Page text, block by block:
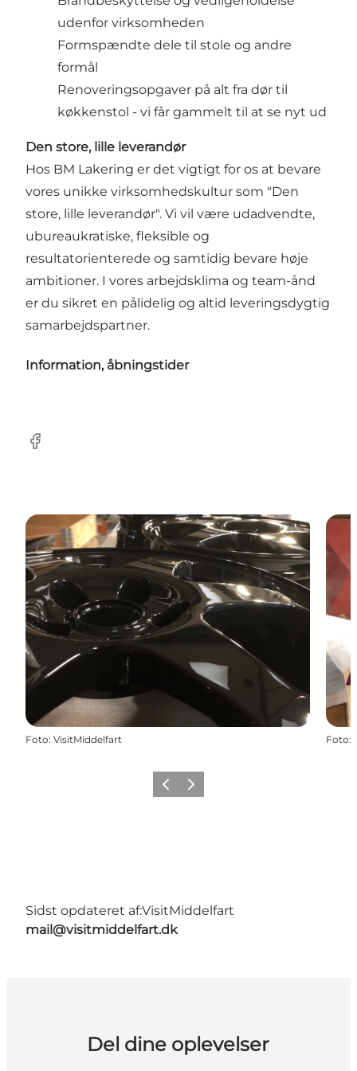
udenfor virksomheden
Formspændte dele til stole og andre
formål
Renoveringsopgaver på alt fra dør til
køkkenstol - vi får gammelt til at se nyt ud
Den store, lille leverandør
Hos BM Lakering er det vigtigt for os at bevare
vores unikke virksomhedskultur som "Den
store, lille leverandør". Vi vil være udadvendte,
ubureaukratiske, fleksible og
resultatorienterede og samtidig bevare høje
ambitioner. I vores arbejdsklima og team-ånd
er du sikret en pålidelig og altid leveringsdygtig
samarbejdspartner.
Information, åbningstider
Facebook
Foto: VisitMiddelfart Foto:
ForrigeNæste
Sidst opdateret af:VisitMiddelfart
mail@visitmiddelfart.dk
Del dine oplevelser